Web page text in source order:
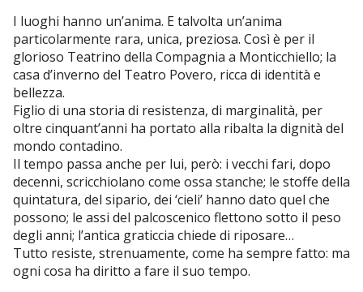
I luoghi hanno un’anima. E talvolta un’anima
particolarmente rara, unica, preziosa. Così è per il
glorioso Teatrino della Compagnia a Monticchiello; la
casa d’inverno del Teatro Povero, ricca di identità e
bellezza.
Figlio di una storia di resistenza, di marginalità, per
oltre cinquant’anni ha portato alla ribalta la dignità del
mondo contadino.
Il tempo passa anche per lui, però: i vecchi fari, dopo
decenni, scricchiolano come ossa stanche; le stoffe della
quintatura, del sipario, dei ‘cieli’ hanno dato quel che
possono; le assi del palcoscenico flettono sotto il peso
degli anni; l’antica graticcia chiede di riposare…
Tutto resiste, strenuamente, come ha sempre fatto: ma
ogni cosa ha diritto a fare il suo tempo.